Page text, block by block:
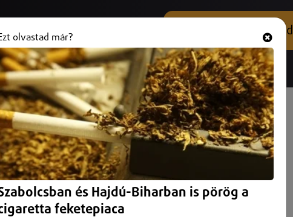
+36 (20) 316 3000 Hallgasd és nézd
ért tetten egy tolvajt a biztonsági
átvizsgálták
olvastad már?
és Hajdú-Biharban is pörög a
feketepiaca